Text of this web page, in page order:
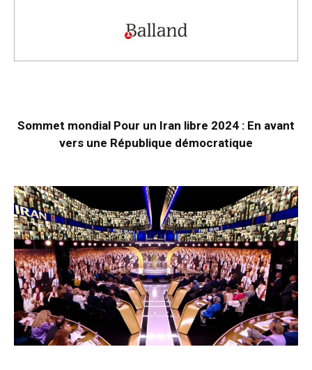
Sommet mondial Pour un Iran libre 2024 : En avant
vers une République démocratique